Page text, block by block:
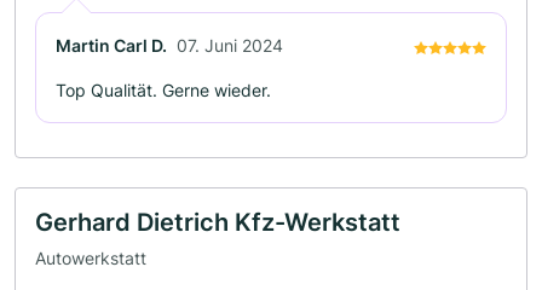
Martin Carl D. 07. Juni 2024
Top Qualität. Gerne wieder.
Gerhard Dietrich Kfz-Werkstatt
Autowerkstatt